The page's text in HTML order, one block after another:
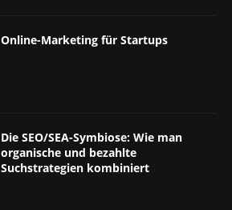
Online-Marketing für Startups
Die SEO/SEA-Symbiose: Wie man
organische und bezahlte
Suchstrategien kombiniert